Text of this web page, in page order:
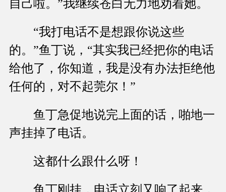
自己啦。”我继续苍白无力地劝着她。
“我打电话不是想跟你说这些
的。”鱼丁说，“其实我已经把你的电话
给他了，你知道，我是没有办法拒绝他
任何的，对不起莞尔！”
鱼丁急促地说完上面的话，啪地一
声挂掉了电话。
这都什么跟什么呀！